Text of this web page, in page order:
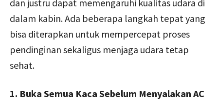
dan justru dapat memengaruhi kualitas udara di
dalam kabin. Ada beberapa langkah tepat yang
bisa diterapkan untuk mempercepat proses
pendinginan sekaligus menjaga udara tetap
sehat.
1. Buka Semua Kaca Sebelum Menyalakan AC